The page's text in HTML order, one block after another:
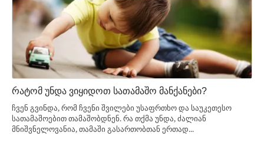
რატომ უნდა ვიყიდოთ სათამაშო მანქანები?
ჩვენ გვინდა, რომ ჩვენი შვილები უსაფრთხო და საუკეთესო
სათამაშოებით თამაშობდნენ. რა თქმა უნდა, ძალიან
მნიშვნელოვანია, თამაში გასართობთან ერთად...